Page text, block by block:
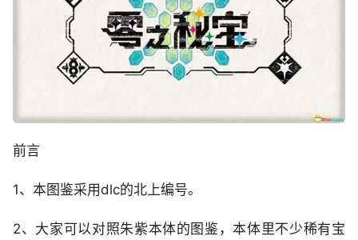
前言
1、本图鉴采用dlc的北上编号。
2、大家可以对照朱紫本体的图鉴，本体里不少稀有宝